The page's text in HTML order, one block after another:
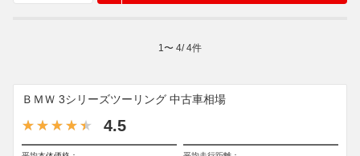
1 〜 4/4件
ＢＭＷ 3シリーズツーリング 中古車相場
4.5